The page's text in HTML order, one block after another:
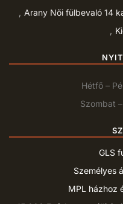
Arany Női fülbevaló 14
Hétfő –
Szombat
GLS
Személyes
MPL házhoz